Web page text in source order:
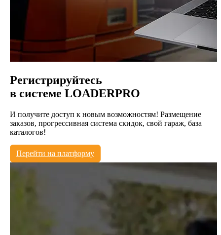
Регистрируйтесь
в системе LOADERPRO
И получите доступ к новым возможностям! Размещение
заказов, прогрессивная система скидок, свой гараж, база
каталогов!
Перейти на платформу